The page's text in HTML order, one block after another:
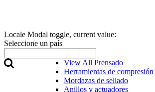
Locale Modal toggle, current value:
Seleccione un país
View All Prensado
Herramientas de compresión
Mordazas de sellado
Anillos y actuadores